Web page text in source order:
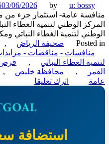
البري
محافظة
دومة
الجندل-
المركز
الوطني
لتنمية
الغطاء
النباتي
التصحر
03/06/2026 by
u:
عامة- استثمار جزء من
الوطني لتنمية الغطاء
لتنمية الغطاء النباتي
صحيفة الرياض ,
- مناقصات - مزايدات
الغطاء النباتي
, فرص
, محافظة خليص ,
اترك تعليقاon
استثمار
متنزه
استضافة